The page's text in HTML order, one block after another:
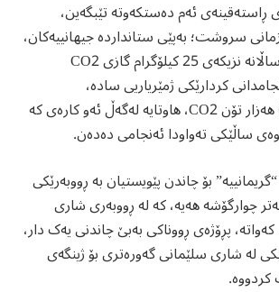
ڕاستەقینەی ئەم دەستکەوتە تێبگەین،
سروشت؛ بەپێی ستانداردە جیهانییەکان،
دارێکی پێگەیشتوو ساڵانە نزیکەی 25 کیلۆگرام گازی CO2
کردارێکی ژمێریاریی سادە،
کەمکردنەوەی 600 هەزار تۆن CO2، هاوتایە لەگەڵ ئەو کارەی کە
“گریمانییە” بۆ چاندن پێویستیان بە ڕووبەرێکی
240 کیلۆمەتر چوارگۆشە هەیە، کە لە ڕووبەری شاری
پڕۆژەی ڕووناکی بەبێ چاندنی یەک دار،
لە شاری سلێمانی گەورەتری بۆ ژینگەی